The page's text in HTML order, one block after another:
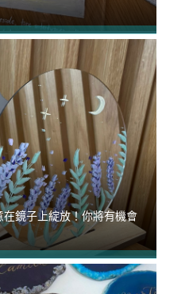
鏡子上綻放！你將有機會